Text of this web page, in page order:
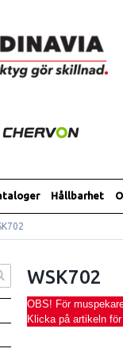
Hållbarhet
WSK702
OBS! För
Klicka på artikeln